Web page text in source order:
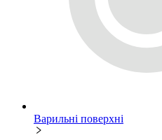
Варильні поверхні